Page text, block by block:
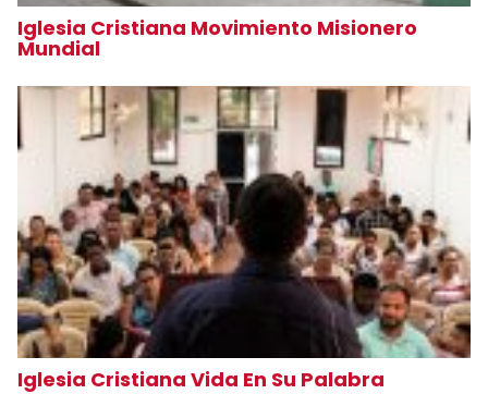
Iglesia Cristiana Movimiento Misionero
Mundial
Iglesia Cristiana Vida En Su Palabra